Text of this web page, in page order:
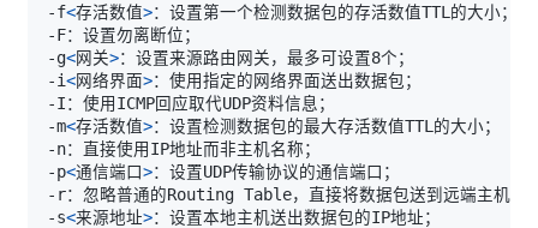
-f<存活数值>
-g<网关>
-i<网络界面>
-m<存活数值>
-p<通信端口>
-s<来源地址>